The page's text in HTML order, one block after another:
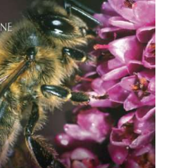
la
page
du
produit